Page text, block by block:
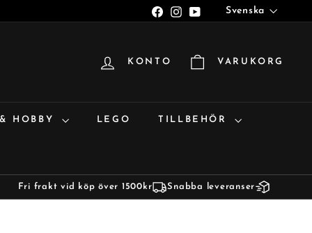
Facebook
Instagram
YouTube
Språk
Svenska
KONTO VARUKORG
HOBBY LEGO TILLBEHÖR
Fri frakt vid köp över 1500kr Snabba leveranser